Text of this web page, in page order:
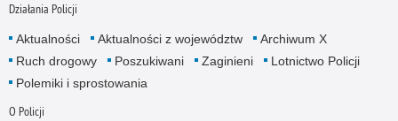
Działania Policji
Aktualności Aktualności z województw
Archiwum X
Ruch drogowy
Poszukiwani Zaginieni
Lotnictwo Policji
Polemiki i sprostowania
O Policji